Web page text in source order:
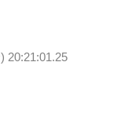
20:21:01.25